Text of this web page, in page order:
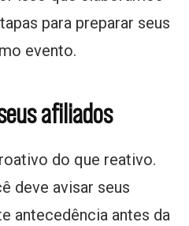
para preparar seus
evento.
afiliados
do que reativo.
deve avisar seus
antecedência antes da